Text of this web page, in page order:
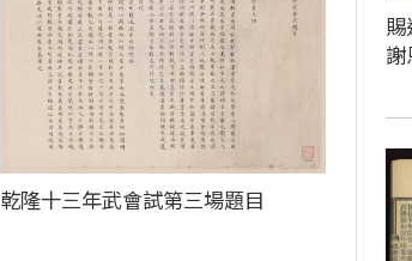
乾隆十三年武會試第三場題目
謝